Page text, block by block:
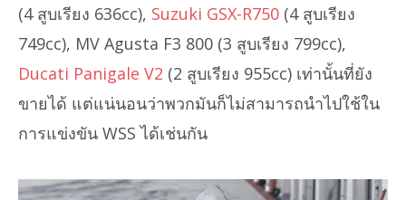
(4 สูบเรียง 636cc), Suzuki GSX-R750 (4 สูบเรียง
749cc), MV Agusta F3 800 (3 สูบเรียง 799cc),
Ducati Panigale V2 (2 สูบเรียง 955cc) เท่านั้นที่ยัง
ขายได้ แต่แน่นอนว่าพวกมันก็ไม่สามารถนำไปใช้ใน
การแข่งขัน WSS ได้เช่นกัน